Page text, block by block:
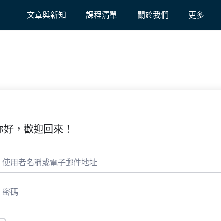
文章與新知 課程清單 關於我們 更多
好，歡迎回來！